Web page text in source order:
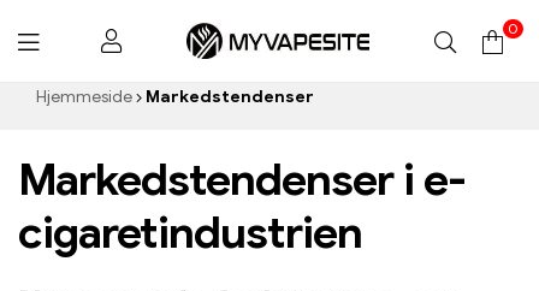
Myvapesite.de
0
Hjemmeside Markedstendenser
Markedstendenser i e-
cigaretindustrien